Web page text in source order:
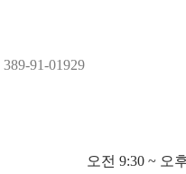
389-91-01929
오전 9:30 ~ 오